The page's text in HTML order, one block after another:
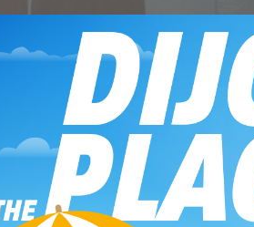
© Clarisse Galeron
en profondeur les thèmes universels
et la guerre. Ses compositions
une véritable chorégraphie des corps
:
« Que devenons-nous ? »